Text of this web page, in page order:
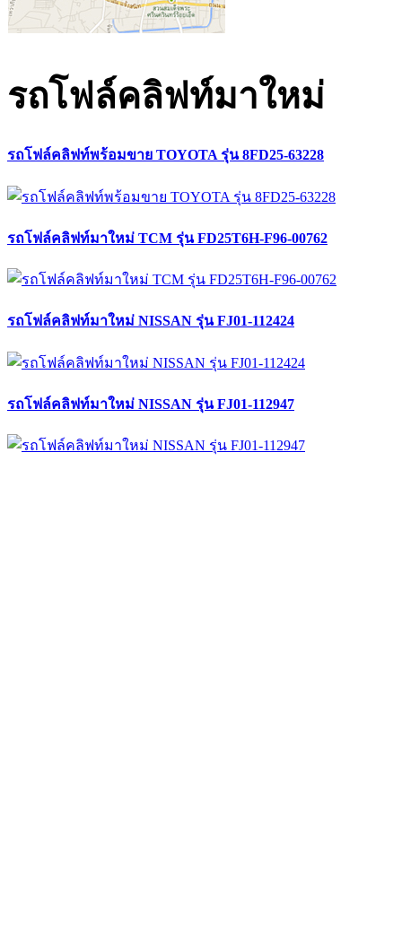
รถโฟล์คลิฟท์มาใหม่
รถโฟล์คลิฟท์พร้อมขาย TOYOTA รุ่น 8FD25-63228
รถโฟล์คลิฟท์มาใหม่ TCM รุ่น FD25T6H-F96-00762
รถโฟล์คลิฟท์มาใหม่ NISSAN รุ่น FJ01-112424
รถโฟล์คลิฟท์มาใหม่ NISSAN รุ่น FJ01-112947